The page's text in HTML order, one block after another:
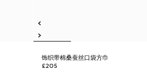
饰织带棉桑蚕丝口袋方巾
£205